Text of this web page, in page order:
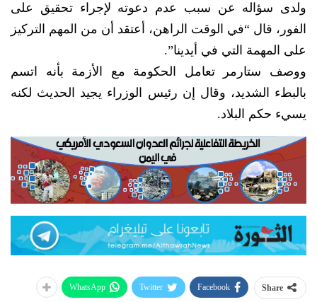
ولدى سؤاله عن سبب عدم دعوته لإجراء تحقيق على
الفور، قال “في الوقت الراهن، أعتقد أن من المهم التركيز
على المهمة التي في أيدينا”.
ووصف ستارمر تعامل الحكومة مع الأزمة بأنه اتسم
بالبطء الشديد، وقال إن رئيس الوزراء يجيد الحديث لكنه
يسيء حكم البلاد.
Share
Facebook
Twitter
WhatsApp